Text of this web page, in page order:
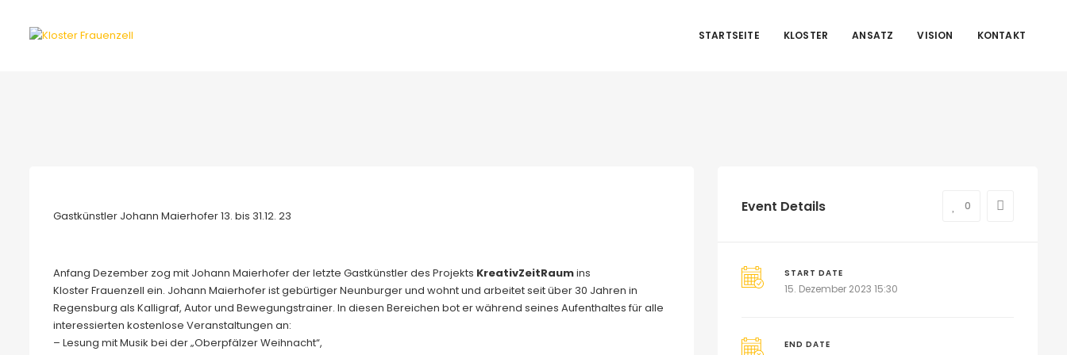
STARTSEITE KLOSTER ANSATZ VISION KONTAKT
Gastkünstler Johann Maierhofer 13. bis 31.12. 23
Anfang Dezember zog mit Johann Maierhofer der letzte Gastkünstler des Projekts KreativZeitRaumins
Kloster Frauenzell ein. Johann Maierhofer ist gebürtiger Neunburger und wohnt und arbeitet seit über 30 Jahren in
Regensburg als Kalligraf, Autor und Bewegungstrainer. In diesen Bereichen bot er während seines Aufenthaltes für alle
interessierten kostenlose Veranstaltungen an:
– Lesung mit Musik bei der „Oberpfälzer Weihnacht“,
Event Details 0
START DATE
15. Dezember 2023 15:30
END DATE